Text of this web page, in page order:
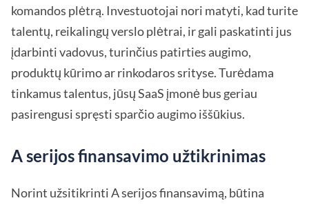
komandos plėtrą. Investuotojai nori matyti, kad turite
talentų, reikalingų verslo plėtrai, ir gali paskatinti jus
įdarbinti vadovus, turinčius patirties augimo,
produktų kūrimo ar rinkodaros srityse. Turėdama
tinkamus talentus, jūsų SaaS įmonė bus geriau
pasirengusi spręsti sparčio augimo iššūkius.
A serijos finansavimo užtikrinimas
Norint užsitikrinti A serijos finansavimą, būtina